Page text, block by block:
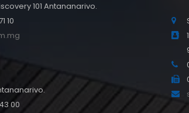
101 Antananarivo.
10
00